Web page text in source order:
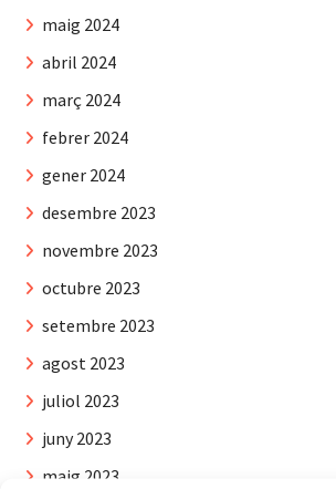
maig 2024
abril 2024
març 2024
febrer 2024
gener 2024
desembre 2023
novembre 2023
octubre 2023
setembre 2023
agost 2023
juliol 2023
juny 2023
maig 2023